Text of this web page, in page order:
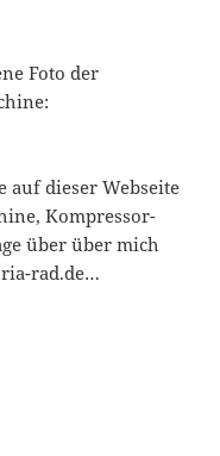
Foto der
auf dieser Webseite
Kompressor-
über über mich
rad.de…